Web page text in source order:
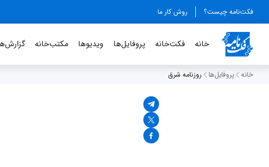
فکت‌نامه چیست؟ روش کار ما
خانه فکت‌خانه پروفایل‌ها ویدیو‌ها مکتب‌خانه
خانه پروفایل‌ها روزنامه شرق